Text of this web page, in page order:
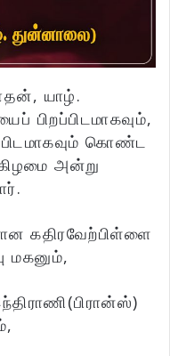
யாழ்.
பிறப்பிடமாகவும்,
கொண்ட
அன்று
கதிரவேற்பிள்ளை
மகனும்,